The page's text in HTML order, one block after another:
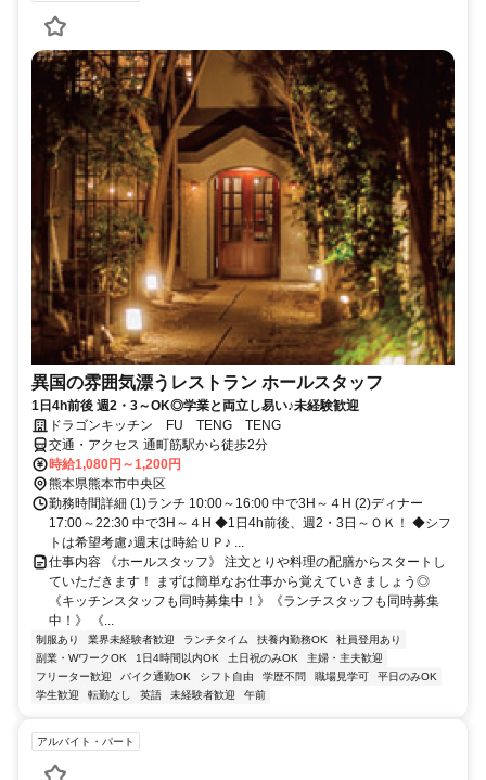
異国の雰囲気漂うレストラン ホールスタッフ
1日4h前後 週2・3～OK◎学業と両立し易い♪未経験歓迎
ドラゴンキッチン FU TENG TENG
交通・アクセス 通町筋駅から徒歩2分
時給1,080円～1,200円
熊本県熊本市中央区
勤務時間詳細 (1)ランチ 10:00～16:00 中で3H～４H (2)ディナー
17:00～22:30 中で3H～４H ◆1日4h前後、週2・3日～ＯＫ！ ◆シフ
トは希望考慮♪週末は時給ＵＰ♪ ...
仕事内容 《ホールスタッフ》 注文とりや料理の配膳からスタートし
ていただきます！ まずは簡単なお仕事から覚えていきましょう◎
《キッチンスタッフも同時募集中！》《ランチスタッフも同時募集
中！》 《...
制服あり 業界未経験者歓迎 ランチタイム 扶養内勤務OK
社員登用あり
副業・WワークOK
1日4時間以内OK 土日祝のみOK
主婦・主夫歓迎
フリーター歓迎
バイク通勤OK シフト自由 学歴不問 職場見学可
平日のみOK
学生歓迎
転勤なし 英語 未経験者歓迎 午前
アルバイト・パート